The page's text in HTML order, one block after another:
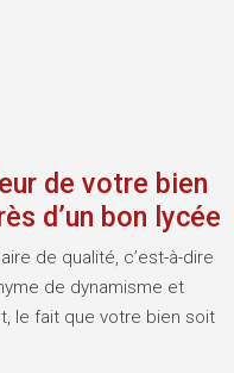
de votre bien
d’un bon lycée
de qualité, c’est-à-dire
de dynamisme et
le fait que votre bien soit